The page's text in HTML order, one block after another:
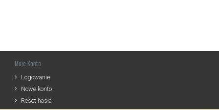
Moje Konto
Logowanie
Nowe konto
Reset hasła